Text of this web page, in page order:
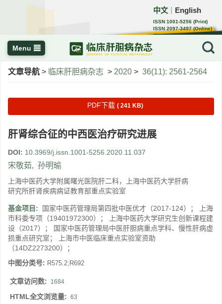
中文 English
ISSN 1001-5256 (Print)
ISSN 2097-3497 (Online)
CN 22-1108/R
Menu
文章导航 > 临床肝胆病杂志 > 2020 > 36(11): 2561-2564
PDF下载 ( 241 KB)
肝肾综合征的中西医治疗研究进展
DOI: 10.3969/j.issn.1001-5256.2020.11.037
宋敬茹, 孙明瑜
上海中医药大学附属曙光医院肝二科，上海中医药大学肝病
研究所肝肾疾病病证教育部重点实验室
基金项目:
国家中医药管理局第四批中医优才（2017-124）； 上海
市科委专项（19401972300）； 上海中医药大学研究生创新课程建
设（2017）； 国家中医药管理局中医肝胆病重点学科、慢性肝病虚
损重点研究室； 上海市中医临床重点实验室资助
（14DZ2273200）；
中图分类号: R575.2;R692
文章访问数: 1684
HTML全文浏览量: 63